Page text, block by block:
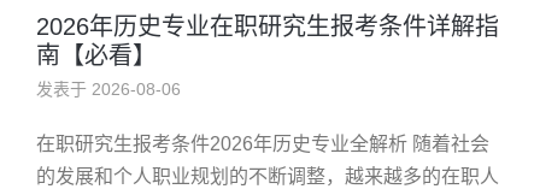
2026年历史专业在职研究生报考条件详解指
南【必看】
发表于 2026-08-06
在职研究生报考条件2026年历史专业全解析 随着社会
的发展和个人职业规划的不断调整，越来越多的在职人